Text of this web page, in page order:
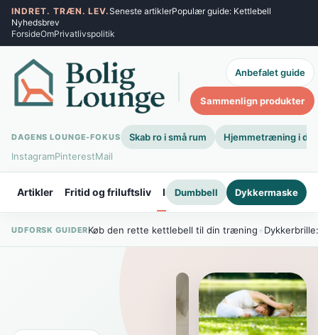
Spring
indhold
INDRET. TRÆN. LEV.Seneste artiklerPopulær guide: Kettlebell
Nyhedsbrev
ForsideOmPrivatlivspolitik
Søg
Anbefalet guide
Sammenlign produkter
DAGENS LOUNGE-FOKUS Skab ro i små rum
Hjemmetræning i dit
InstagramPinterestMail
Artikler Fritid og friluftsliv Indretning og design
Dumbbell Dykkermaske
UDFORSK GUIDERKøb den rette kettlebell til din træning•